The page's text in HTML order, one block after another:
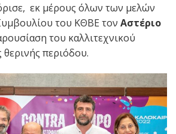
εκ μέρους όλων των μελών
του ΚΘΒΕ τον Αστέριο
του καλλιτεχνικού
περιόδου.